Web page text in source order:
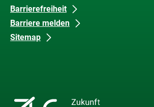
Barrierefreiheit
Barriere melden
Sitemap